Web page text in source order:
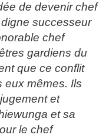
de devenir chef
successeur
chef
gardiens du
que ce conflit
eux mêmes. Ils
et
et sa
le chef